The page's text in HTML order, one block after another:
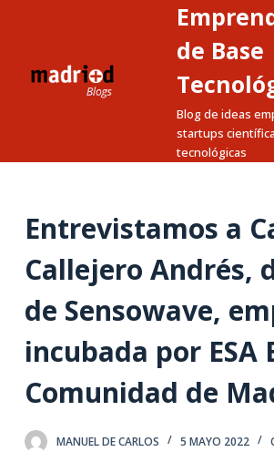
a
e
o
de Base
Blog de ideas
startups
tecnológicas
Entrevistamos a
Callejero Andrés,
de Sensowave,
incubada por ESA
Comunidad de
MANUEL DE CARLOS 5 MAYO 2022